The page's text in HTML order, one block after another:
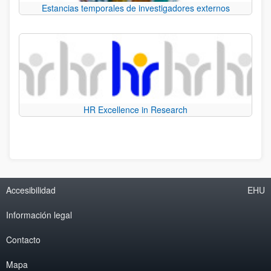
Estancias temporales de investigadores externos
HR Excellence in Research
Accesibilidad
Información legal
Contacto
Mapa
EHU